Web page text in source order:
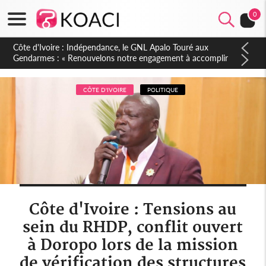
0
Sierra Leone : Un projet de réforme constitutionnelle en
gestation, points clés des amendements, un exclu d'avance
CÔTE D'IVOIRE POLITIQUE
Côte d'Ivoire : Tensions au
sein du RHDP, conflit ouvert
à Doropo lors de la mission